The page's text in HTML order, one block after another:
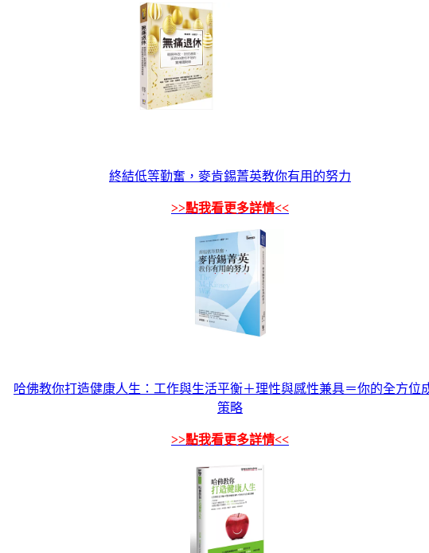
終結低等勤奮，麥肯錫菁英教你有用的努力
>>點我看更多詳情<<
哈佛教你打造健康人生：工作與生活平衡＋理性與感性兼具＝你的全方位
策略
>>點我看更多詳情<<